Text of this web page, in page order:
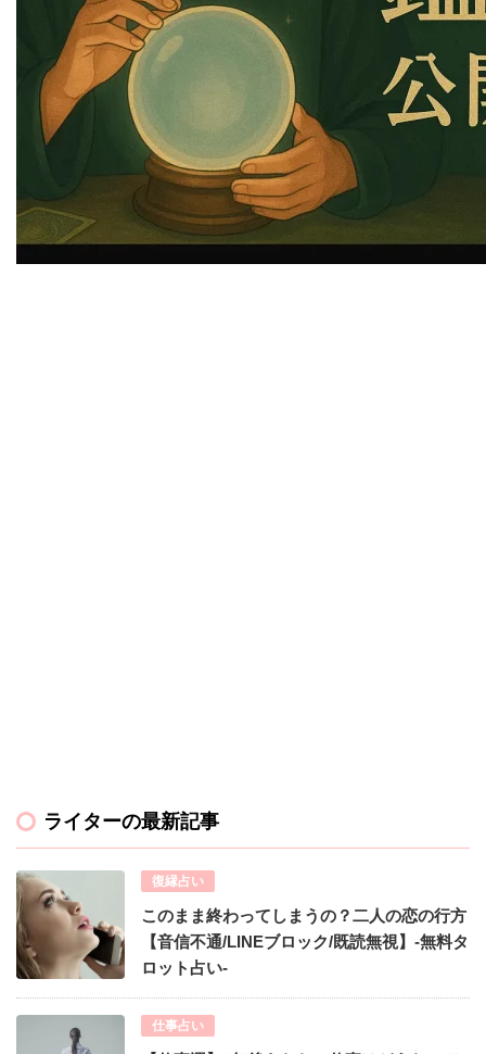
ライターの最新記事
復縁占い
このまま終わってしまうの？二人の恋の行方
【音信不通/LINEブロック/既読無視】-無料タ
ロット占い-
仕事占い